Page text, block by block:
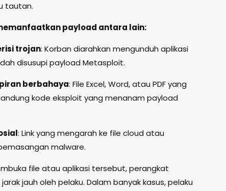
tautan.
payload antara lain:
trojan: Korban diarahkan mengunduh aplikasi
disusupi payload Metasploit.
berbahaya: File Excel, Word, atau PDF yang
kode eksploit yang menanam payload
: Link yang mengarah ke file cloud atau
malware.
file atau aplikasi tersebut, perangkat
jauh oleh pelaku. Dalam banyak kasus, pelaku